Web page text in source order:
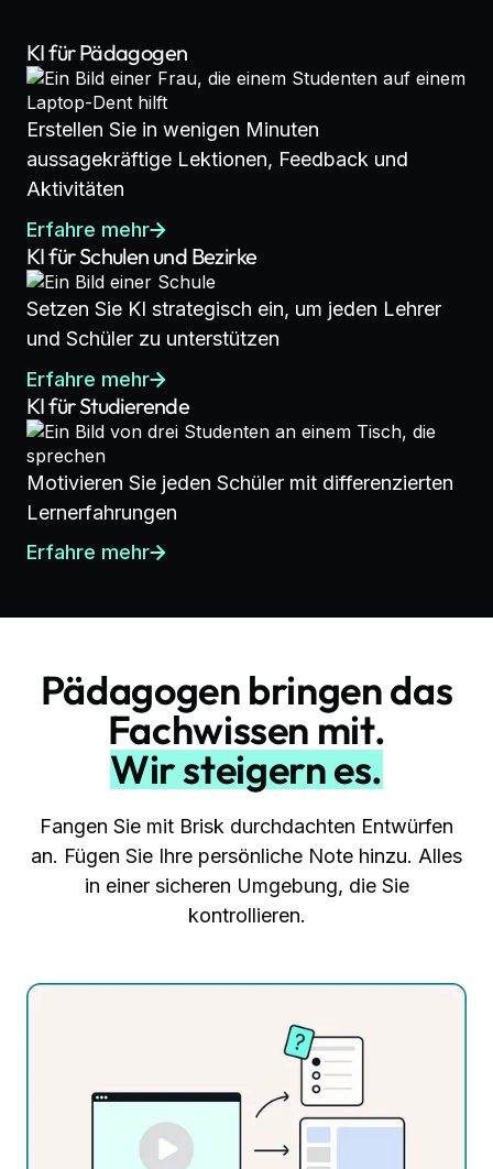
KI für Pädagogen
Erstellen Sie in wenigen Minuten
aussagekräftige Lektionen, Feedback und
Aktivitäten
Erfahre mehr
KI für Schulen und Bezirke
Setzen Sie KI strategisch ein, um jeden Lehrer
und Schüler zu unterstützen
Erfahre mehr
KI für Studierende
Motivieren Sie jeden Schüler mit differenzierten
Lernerfahrungen
Erfahre mehr
Pädagogen bringen das
Fachwissen mit.
Wir steigern es.
Fangen Sie mit Brisk durchdachten Entwürfen
an. Fügen Sie Ihre persönliche Note hinzu. Alles
in einer sicheren Umgebung, die Sie
kontrollieren.